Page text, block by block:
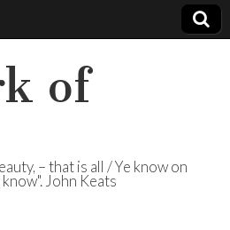
of
– that is all / Ye know on
John Keats